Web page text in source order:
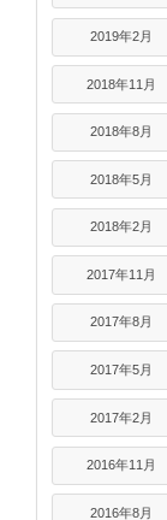
2019年2月
2018年11月
2018年8月
2018年5月
2018年2月
2017年11月
2017年8月
2017年5月
2017年2月
2016年11月
2016年8月